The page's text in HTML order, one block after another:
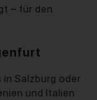
– für den
Salzburg oder
und Italien